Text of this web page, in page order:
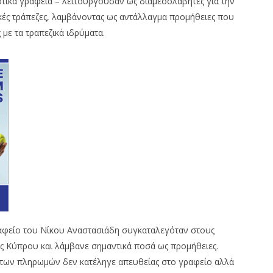
τράπεζες, λαμβάνοντας ως αντάλλαγμα προμήθειες που
τα τραπεζικά ιδρύματα.
του Νίκου Αναστασιάδη συγκαταλεγόταν στους
Κύπρου και λάμβανε σημαντικά ποσά ως προμήθειες.
πληρωμών δεν κατέληγε απευθείας στο γραφείο αλλά